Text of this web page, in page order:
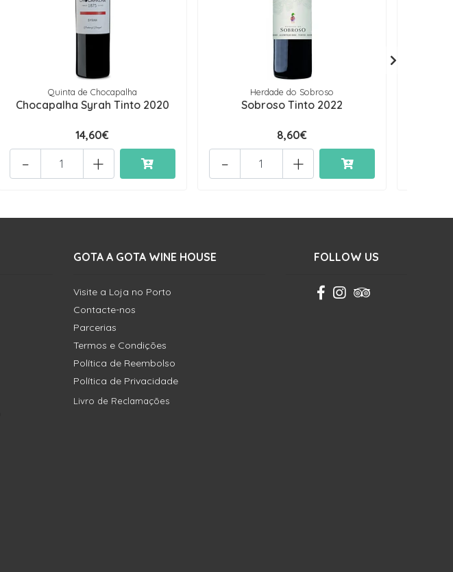
Quinta de Chocapalha
Chocapalha Syrah Tinto 2020
14,60€
+
-
Herdade do Sobroso
Sobroso Tinto 2022
8,60€
+
-
GOTA A GOTA WINE HOUSE
Visite a Loja no Porto
Contacte-nos
Parcerias
Termos e Condições
Política de Reembolso
Política de Privacidade
Livro de Reclamações
FOLLOW US